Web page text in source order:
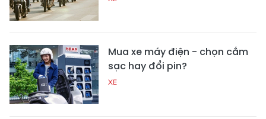
Mua xe máy điện - chọn cắm
sạc hay đổi pin?
XE